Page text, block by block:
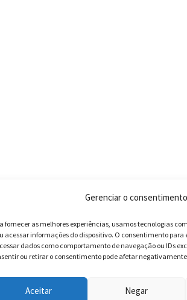
Gerenciar o consentimento
fornecer as melhores experiências, usamos tecnologias
acessar informações do dispositivo. O consentimento para
dados como comportamento de navegação ou IDs
ou retirar o consentimento pode afetar negativamente
Aceitar Negar
Vocabulário da Gastronomia